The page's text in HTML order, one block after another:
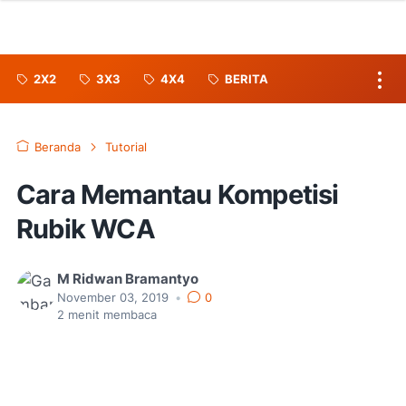
2X2 3X3 4X4 BERITA
Beranda Tutorial
Cara Memantau Kompetisi
Rubik WCA
M Ridwan Bramantyo
November 03, 2019 •
0
2 menit membaca